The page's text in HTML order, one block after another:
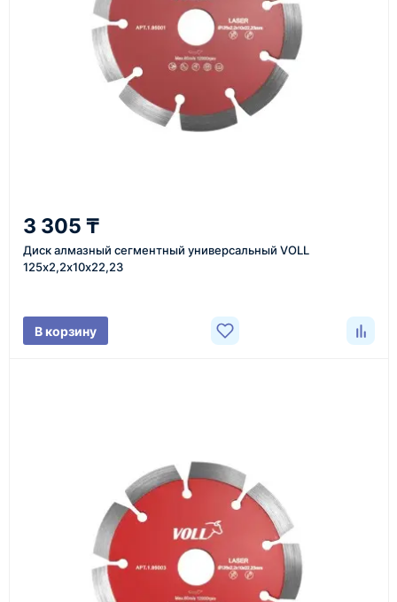
инструменты по номеру телефона в шапке сайта
или через онлайн-форму запроса обратного звонка.
Казахстан и СНГ
доставка оборудования в разные города и
средний срок доставки по большинству поставок
проверка товара перед отправкой клиенту
Как оформить заказ
3 305 ₸
Диск алмазный сегментный универсальный VOLL
125х2,2х10х22,23
В корзину